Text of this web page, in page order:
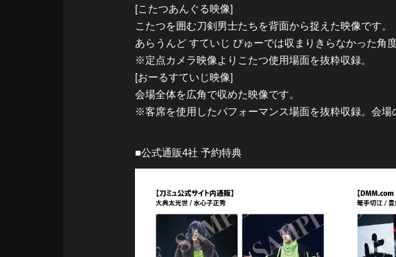
[こたつあんぐる映像]
こたつを囲む刀剣男士たちを背面から捉えた映像です。
あらうんど すていじ びゅーでは収まりきらなかった角
※定点カメラ映像よりこたつ使用場面を抜粋収録。
[おーるすていじ映像]
会場全体を広角で収めた映像です。
※客席を使用したパフォーマンス場面を抜粋収録。会場
■公式通販4社 予約特典